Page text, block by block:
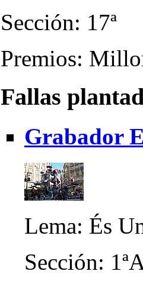
Sección: 17ª
Premios:
Fallas
Grabador
Lema: És
Sección: